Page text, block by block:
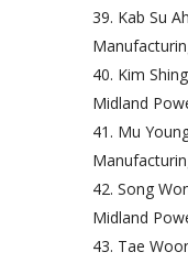
Kab Su
Kim
Midland
Mu
Song
Midland
Tae